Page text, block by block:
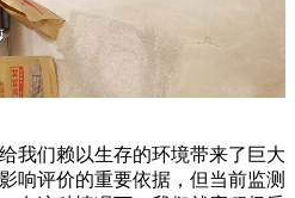
我们赖以生存的环境带来了巨大
响评价的重要依据，但当前监测